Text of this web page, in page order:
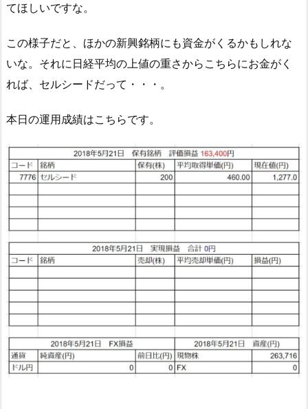
てほしいですな。
この様子だと、ほかの新興銘柄にも資金がくるかもしれな
いな。それに日経平均の上値の重さからこちらにお金がく
れば、セルシードだって・・・。
本日の運用成績はこちらです。